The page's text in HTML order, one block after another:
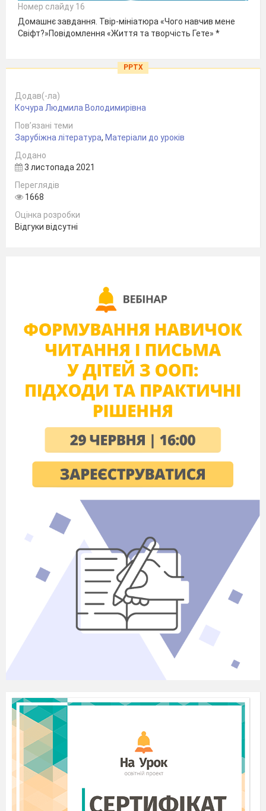
Номер слайду 16
Домашнє завдання. Твір-мініатюра «Чого навчив мене
Свіфт?»Повідомлення «Життя та творчість Гете» *
PPTX
Додав(-ла)
Кочура Людмила Володимирівна
Пов’язані теми
Зарубіжна література, Матеріали до уроків
Додано
3 листопада 2021
Переглядів
1668
Оцінка розробки
Відгуки відсутні